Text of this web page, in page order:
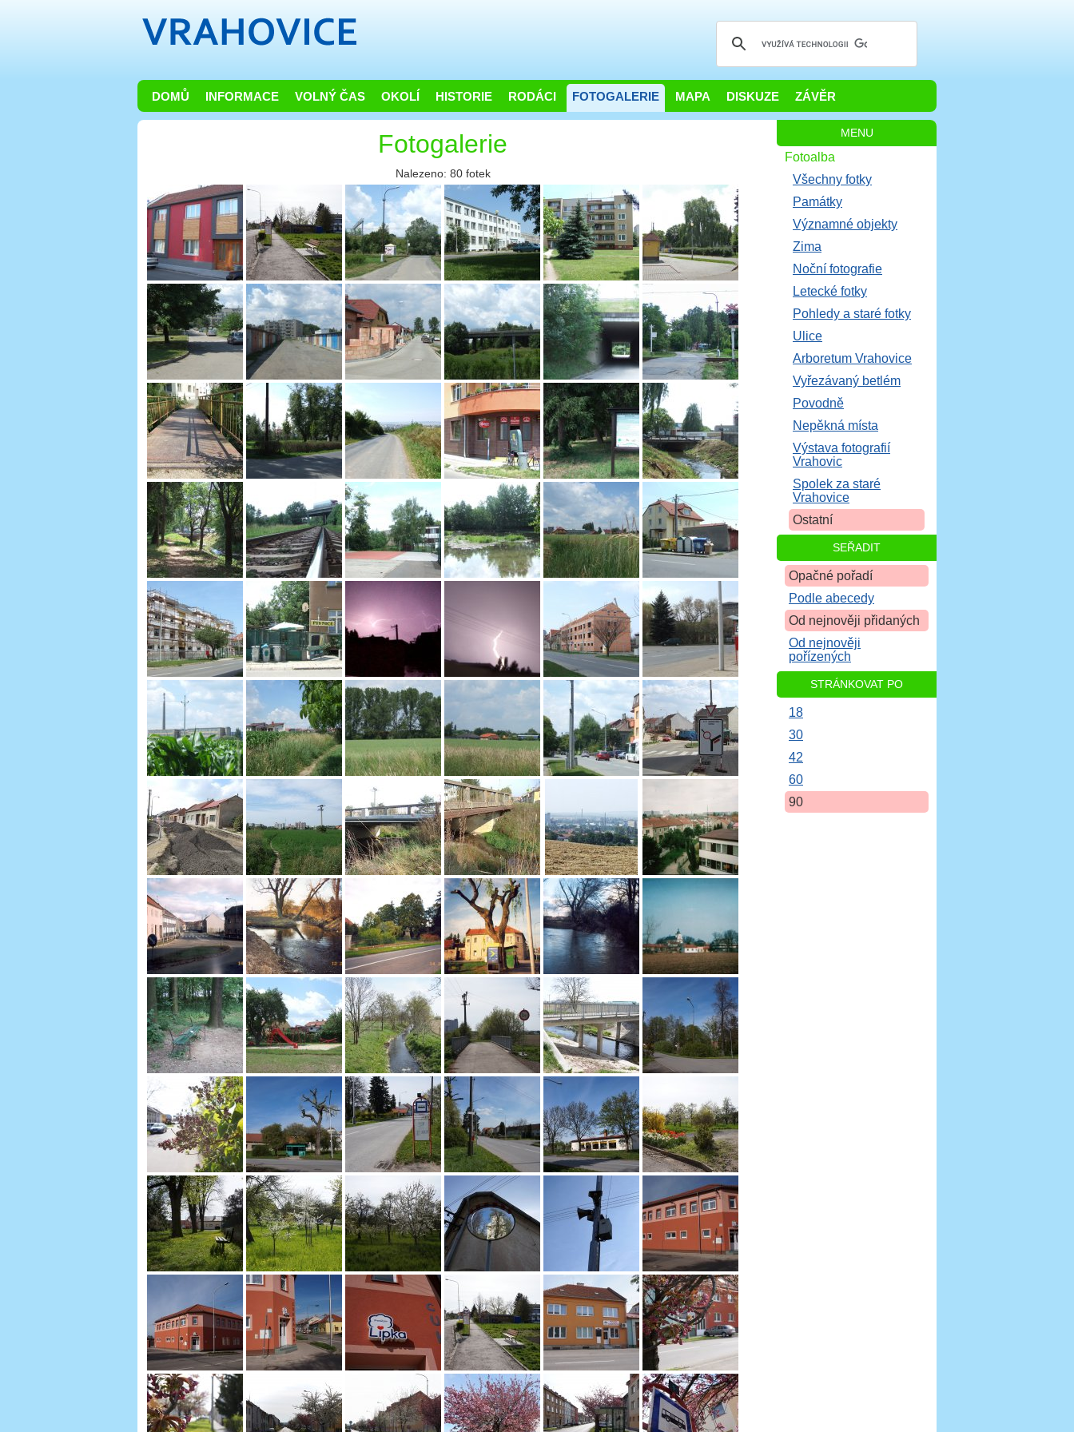
DOMŮ INFORMACE VOLNÝ ČAS OKOLÍ HISTORIE RODÁCI FOTOGALERIE MAPA DISKUZE ZÁVĚR
Fotogalerie
Nalezeno: 80 fotek
MENU
Fotoalba
Všechny fotky
Památky
Významné objekty
Zima
Noční fotografie
Letecké fotky
Pohledy a staré fotky
Ulice
Arboretum Vrahovice
Vyřezávaný betlém
Povodně
Nepěkná místa
Výstava fotografií
Vrahovic
Spolek za staré
Vrahovice
Ostatní
SEŘADIT
Opačné pořadí
Podle abecedy
Od nejnověji přidaných
Od nejnověji
pořízených
STRÁNKOVAT PO
18
30
42
60
90